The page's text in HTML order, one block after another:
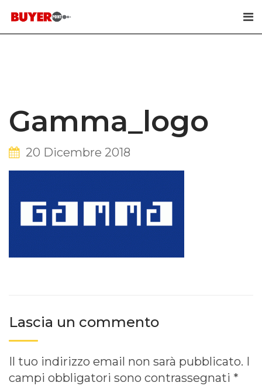
to
Gamma_logo
20 Dicembre 2018
Lascia un commento
Il tuo indirizzo email non sarà pubblicato. I
campi obbligatori sono contrassegnati *